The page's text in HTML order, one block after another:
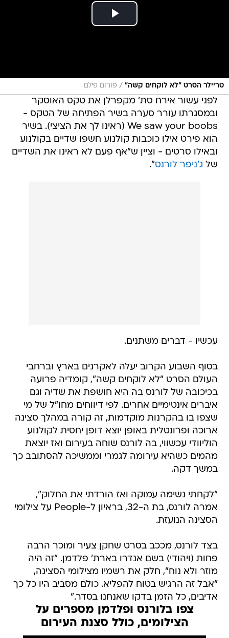
טריילר הסרט "לא לוקחים קשה" / פורום פילם
לפני עשור אירח סת' מקפרלן את טקס האוסקר
ובמסגרתו עורר סערה בשיר הפתיחה של הטקס -
We saw your boobs (ראינו לך את הציצי). בשיר
הוא פירט אילו כוכבות קולנוע חשפו שדיים בקולנוע
ובאילו סרטים - וציין ש"אף פעם לא ראינו את השדיים
של ג'ניפר לורנס".
עכשיו - דברים משתנים.
בסוף השבוע הקרוב יעלה לאקרנים בארץ וברחבי
העולם הסרט "לא לוקחים קשה", קומדיה פרועה
בכיכובה של לורנס בה היא חושפת את שדיה וגם
איברים אינטימיים אחרים. לפי דיווחים מחו"ל של מי
שצפו בו בהקרנות מוקדמות, זה קורה במהלך סצינה
ארוכה ופרונטלית באופן יוצא דופן יחסית לקולנוע
הוליוודי עכשווי, בה לורנס שוחה בעירום ואז יוצאת
מהמים כשהיא עירומה לגמרי וממשיכה להסתובב כך
במשך דקה.
"לקחתי נשימה עמוקה ואז הורדתי את החלוק",
אמרה לורנס, בת ה-32, בראיון ל-People על צילומי
הסצינה הנועזת.
בצד לורנס, מככב בסרט שחקן צעיר ומוכר הרבה
פחות (ויהודי) בשם אנדרו בארת' פלדמן. "זה היה
מוזר ולא נוח", חלק את רשמיו מצילומי הסצינה,
"אבל זה הרגיש בטוח להפליא. כולם מסביב היו כל כך
אדיבים, כל הזמן בדקו שאנחנו בסדר."
צפו בלורנס ופלדמן מספרים על
הצילומים, כולל סצנת העירום